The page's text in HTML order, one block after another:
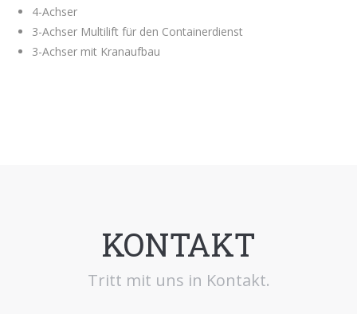
4-Achser
3-Achser Multilift für den Containerdienst
3-Achser mit Kranaufbau
KONTAKT
Tritt mit uns in Kontakt.